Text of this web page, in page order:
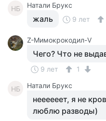
НБ Натали Брукс
жаль 9 лет
Z-Мимокрокодил-V
Чего? Что не
9 лет 1
НБ Натали Брукс
неееееет, я не
люблю разводы)